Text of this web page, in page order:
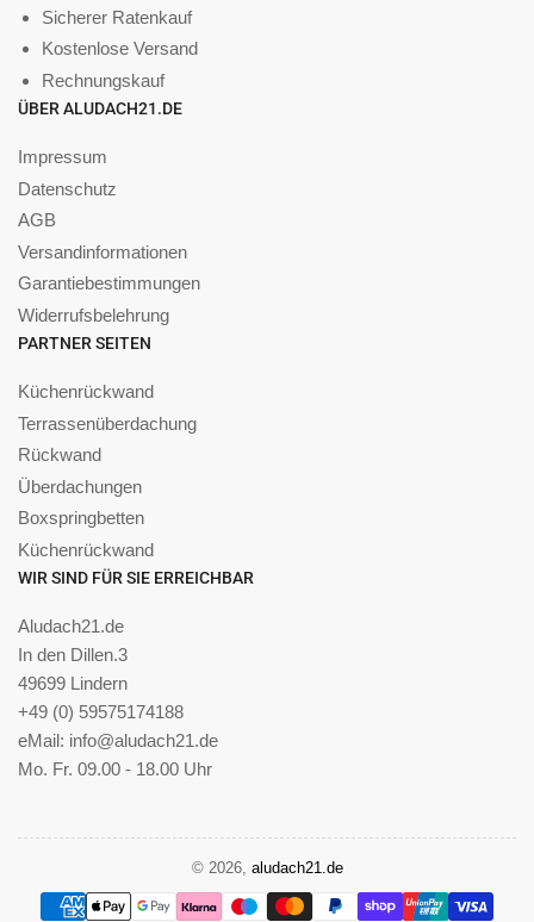
Sicherer Ratenkauf
Kostenlose Versand
Rechnungskauf
ÜBER ALUDACH21.DE
Impressum
Datenschutz
AGB
Versandinformationen
Garantiebestimmungen
Widerrufsbelehrung
PARTNER SEITEN
Küchenrückwand
Terrassenüberdachung
Rückwand
Überdachungen
Boxspringbetten
Küchenrückwand
WIR SIND FÜR SIE ERREICHBAR
Aludach21.de
In den Dillen.3
49699 Lindern
+49 (0) 59575174188
eMail: info@aludach21.de
Mo. Fr. 09.00 - 18.00 Uhr
© 2026, aludach21.de
Zahlungsmethoden